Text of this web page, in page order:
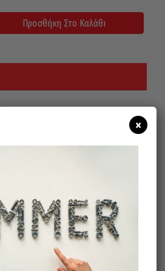
Προσθήκη Στο Καλάθι
κράμα
×